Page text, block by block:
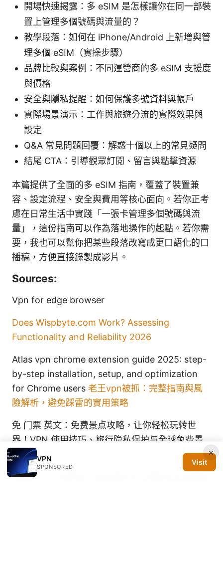
開場快速揭露：多 eSIM 是怎樣讓你在同一部裝
置上管理多個號碼與流量的？
教學段落：如何在 iPhone/Android 上新增與管
理多個 eSIM（實操步驟）
品牌比較與案例：不同運營商的多 eSIM 支援度
與價格
安全與隱私提醒：如何保護多號資料與帳戶
實際場景演示：工作與旅遊分流的實際效果與
設定
Q&A 常見問題回覆：解惑十個以上的常見疑問
結尾 CTA：引導觀眾訂閱、留言與點擊資源
本篇提供了全面的多 eSIM 指南，覆蓋了裝置兼
容、設定流程、安全與費用等核心面向。若你正考
慮在日常生活中實踐「一張卡管理多個號碼與流
量」，這份指南可以作為落地操作的起點。若你需
要，我也可以幫你把某些段落改寫成更口語化的口
播稿，方便直接錄製成影片。
Sources:
Vpn for edge browser
Does Wispbyte.com Work? Assessing
Functionality and Reliability 2026
Atlas vpn chrome extension guide 2025: step-
by-step installation, setup, and optimization
for Chrome users 老王vpn被抓：完整指南與風
險解析，避免踩雷的實用策略
免 门票 英文：免费景点攻略，让你轻松玩转世
界！VPN 使用技巧、旅行隐私保护与全球免费景
点信息获取
B爱都：VPN 解锁、隐私保护与上网新玩法全解析
×
VPN
SPONSORED
Visit